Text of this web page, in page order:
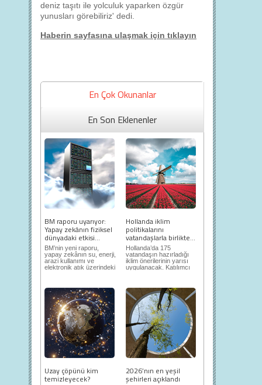
deniz taşıtı ile yolculuk yaparken özgür
yunusları görebiliriz' dedi.
Haberin sayfasına ulaşmak için tıklayın
En Çok Okunanlar
En Son Eklenenler
BM raporu uyarıyor:
Yapay zekânın fiziksel
dünyadaki etkisi...
BM’nin yeni raporu,
yapay zekânın su, enerji,
arazi kullanımı ve
elektronik atık üzerindeki
Hollanda iklim
politikalarını
vatandaşlarla birlikte...
Hollanda’da 175
vatandaşın hazırladığı
iklim önerilerinin yarısı
uygulanacak. Katılımcı
Uzay çöpünü kim
temizleyecek?
2026’nın en yeşil
şehirleri açıklandı